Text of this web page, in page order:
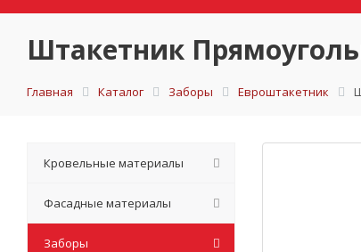
Штакетник
Главная Каталог Заборы Евроштакетник
Кровельные материалы
Фасадные материалы
Заборы